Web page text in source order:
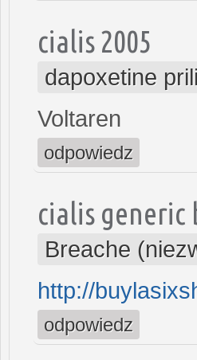
cialis 2005
dapoxetine
Voltaren
odpowiedz
cialis generic
Breache
http://
odpowiedz